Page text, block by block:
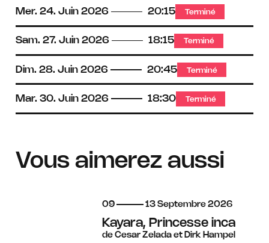
Mer. 24. Juin 2026 20:15 Terminé
Sam. 27. Juin 2026 18:15 Terminé
Dim. 28. Juin 2026 20:45 Terminé
Mar. 30. Juin 2026 18:30 Terminé
Vous aimerez aussi
du
09 au
13 septembre
Septembre 2026
Kayara, Princesse inca
de Cesar Zelada et Dirk Hampel